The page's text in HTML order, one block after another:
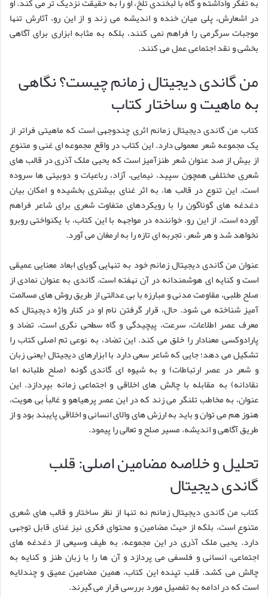
در اشعارش، پلی میان خنده و اندیشه می زند و از این رو، آثارش تنها
موجبات سرگرمی را فراهم نمی کنند، بلکه به مثابه ابزاری برای آگاهی
بخشی و نقد اجتماعی عمل می کنند.
من گاندی دیجیتال زمانم چیست؟ نگاهی
به ماهیت و ساختار کتاب
کتاب من گاندی دیجیتال زمانم اثری چندوجهی است که ماهیتی فراتر از
یک مجموعه شعر معمولی دارد. این کتاب در واقع مجموعه ای غنی و متنوع
از بیش از صد عنوان شعر طنزآمیز است که یحیی ملک آذری در قالب های
شعری مختلفی همچون سپید، نیمایی، آزاد، رباعیات و دوبیتی ها سروده
است. این تنوع در قالب ها، به اثر غنای بیشتری بخشیده و امکان بیان
دغدغه های گوناگون را با رویکردهای متفاوت شعری برای شاعر فراهم
آورده است. از این رو، خواننده در مواجهه با این کتاب، با یکنواختی روبرو
نخواهد شد و هر شعر، تجربه ای تازه را به ارمغان می آورد.
عنوان من گاندی دیجیتال زمانم خود به تنهایی گویای ابعاد معنایی عمیقی
است و کنایه ای هوشمندانه در آن نهفته است. گاندی به عنوان نمادی از
صلح طلبی، مقاومت مدنی و مبارزه با بی عدالتی از طریق روش های مسالمت
آمیز شناخته می شود. حال، قرار گرفتن نام او در کنار واژه دیجیتال که
معرف عصر اطلاعات، سرعت، پیچیدگی و گاه سطحی نگری است، تضاد و
پارادوکسی معنادار را خلق می کند. این تضاد، به نوعی تم اصلی کتاب را
تشکیل می دهد؛ جایی که شاعر سعی دارد با ابزارهای دیجیتال (یعنی زبان
و شعر در عصر ارتباطات) و به شیوه ای گاندی گونه (صلح طلبانه اما
نقادانه) به مقابله با چالش های اخلاقی و اجتماعی زمانه بپردازد. این
عنوان، به مخاطب تلنگر می زند که در این عصر پرهیاهو و غالباً بی هویت،
هنوز هم می توان و باید به ارزش های والای انسانی و اخلاقی پایبند بود و از
طریق آگاهی و اندیشه، مسیر صلح و تعالی را پیمود.
تحلیل و خلاصه مضامین اصلی: قلب
گاندی دیجیتال
کتاب من گاندی دیجیتال زمانم نه تنها از نظر ساختار و قالب های شعری
متنوع است، بلکه از حیث مضامین و محتوای فکری نیز غنای قابل توجهی
دارد. یحیی ملک آذری در این مجموعه، به طیف وسیعی از دغدغه های
اجتماعی، انسانی و فلسفی می پردازد و آن ها را با زبان طنز و کنایه به
چالش می کشد. قلب تپنده این کتاب، همین مضامین عمیق و چندلایه
است که در ادامه به تفصیل مورد بررسی قرار می گیرند.